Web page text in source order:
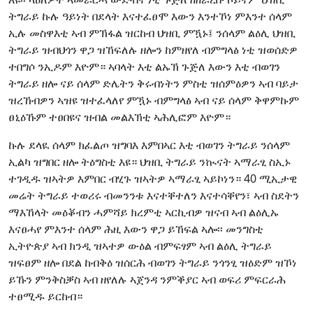
ትግራይ ኩሉ ዓይነት በደላት እናተፈፀሞ እውን እንተኾነ ምእንተ ሰላም
ኢሉ መስዋእቲ ኣብ ምኽፋል ዝርከብ ህዝቢ ምዃኑ፤ ንሰላም ልዕሊ ህዝቢ
ትግራይ ዝብህጎን ዋጋ ዝኸፍለሉ ዘሎን ከምዘየለ ብምግላፅ ነቲ ዝወሰድዎ
ተበግሶ ንኢዶም እዮም። ኣባላት እቲ ልኡኽ ጉጅለ እውን እቲ ብወገን
ትግራይ ዘሎ ናይ ሰላም ድሌትን ቅሩብነትን ምስቲ ዝሰምዕዎን ኣብ ባይታ
ዝረኸብዎን ኣዝዩ ዝተፈላለየ ምዃኑ ብምግላፅ ኣብ ናይ ሰላም ቅዋምኩም
ፀኒዕኹም ተፀበዩና ዝብል መልእኽቲ ኣሕሊፎም እዮም።
ኩሉ ደላዪ ሰላም ክፈልጦ ዝግባእ እምበኣር እቲ ብወገን ትግራይ ንሰላም
ኢልካ ዝግበር ዘሎ ትዕግስቲ እዩ። ህዝቢ ትግራይ ንኲናት ኣማራፂ ስኢኑ
ተገዲዱ ዝኣትዎ እምበር ብሂጉ ዝኣትዎ ኣማራፂ ኣይኮነን። 40 ሚኢታዊ
መሬት ትግራይ ተወሪሩ ብመንንቱ እናተቐተለን እናተሳቐየን፣ ኣብ ስደትን
ማእኸላት መዕቖብን ሓምሻይ ክረምቲ ኣርኪብዎ ዝናብ ኣብ ልዕሊኡ
እናፀሓየ ምእንተ ሰላም ሕዚ እውን ዋጋ ይኸፍል ኣሎ፡፡ መንግስቲ
ኢትዮጵያ ኣብ ክንዲ ዝኣተዎ ውዕል ብምፍፃም ኣብ ልዕሊ ትግራይ
ዝፍፀም ዘሎ በደል ከብቅዕ ዝሰርሕ ብወገን ትግራይ ንጎንፂ ዝዕድም ዝኾነ
ይኹን ምንቅስቓስ ኣብ ዘየለሉ ኣጀንዳ ንምቕያር ኣብ ወፍሪ ምፍርራሕ
ተፀሚዱ ይርከብ።